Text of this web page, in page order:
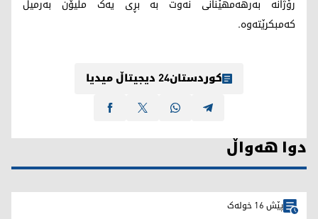
رۆژانە بەرهەمهێنانی نەوت بە بڕی یەک ملیۆن بەرمیل
کەمبکرێتەوە.
کوردستان24 دیجیتاڵ میدیا
دوا هەواڵ
پێش 16 خولەک